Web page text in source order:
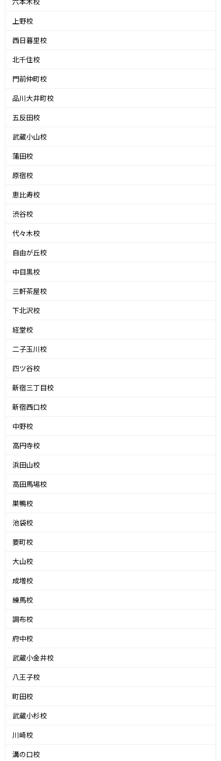
上野校
西日暮里校
北千住校
門前仲町校
品川大井町校
五反田校
武蔵小山校
蒲田校
原宿校
恵比寿校
渋谷校
代々木校
自由が丘校
中目黒校
三軒茶屋校
下北沢校
経堂校
二子玉川校
四ツ谷校
新宿三丁目校
新宿西口校
中野校
高円寺校
浜田山校
高田馬場校
巣鴨校
池袋校
要町校
大山校
成増校
練馬校
調布校
府中校
武蔵小金井校
八王子校
町田校
武蔵小杉校
川崎校
溝の口校